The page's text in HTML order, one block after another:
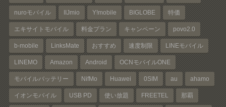
nuroモバイル IIJmio Y!mobile BIGLOBE 特価
エキサイトモバイル 料金プラン キャンペーン povo2.0
b-mobile LinksMate おすすめ 速度制限 LINEモバイル
LINEMO Amazon Android OCNモバイルONE
モバイルバッテリー NifMo Huawei 0SIM au ahamo
イオンモバイル USB PD 使い放題 FREETEL 那覇